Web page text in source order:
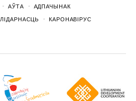
АЎТА АДПАЧЫНАК
КАРОНАВІРУС